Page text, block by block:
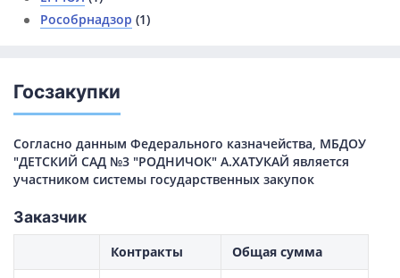
Рособрнадзор (1)
Госзакупки
Согласно данным Федерального казначейства, МБДОУ
"ДЕТСКИЙ САД №3 "РОДНИЧОК" А.ХАТУКАЙ является
участником системы государственных закупок
Заказчик
Контракты Общая сумма